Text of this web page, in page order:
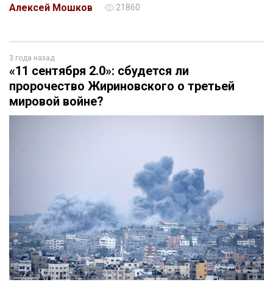
Алексей Мошков 21860
3 года назад
«11 сентября 2.0»: сбудется ли
пророчество Жириновского о третьей
мировой войне?